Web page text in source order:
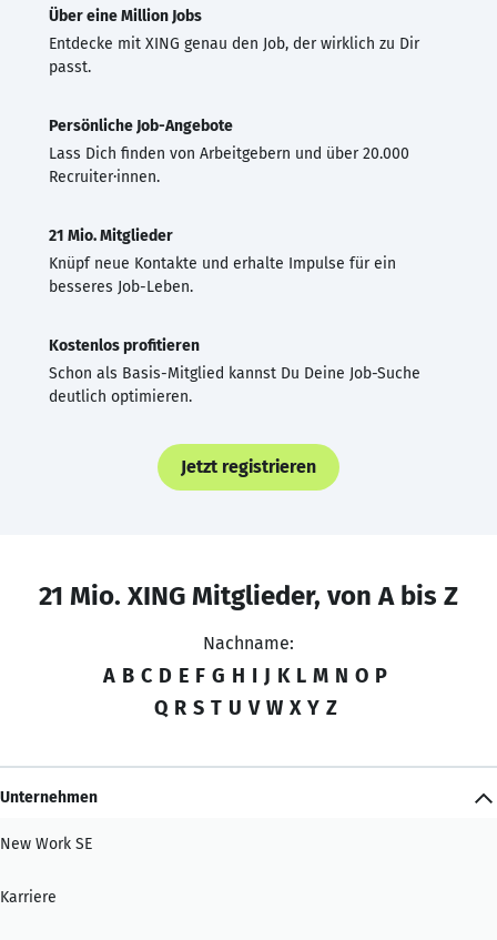
Über eine Million Jobs
Entdecke mit XING genau den Job, der wirklich zu Dir
passt.
Persönliche Job-Angebote
Lass Dich finden von Arbeitgebern und über 20.000
Recruiter·innen.
21 Mio. Mitglieder
Knüpf neue Kontakte und erhalte Impulse für ein
besseres Job-Leben.
Kostenlos profitieren
Schon als Basis-Mitglied kannst Du Deine Job-Suche
deutlich optimieren.
Jetzt registrieren
21 Mio. XING Mitglieder, von A bis Z
Nachname:
A B C D E F G H I J K L M N O P
Q R S T U V W X Y Z
Unternehmen
New Work SE
Karriere